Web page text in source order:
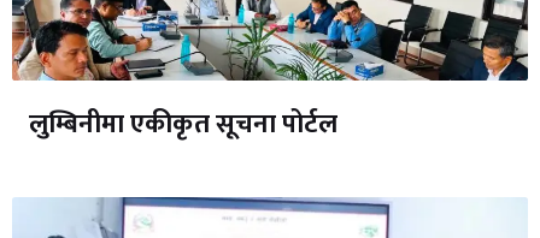
लुम्बिनीमा एकीकृत सूचना पोर्टल